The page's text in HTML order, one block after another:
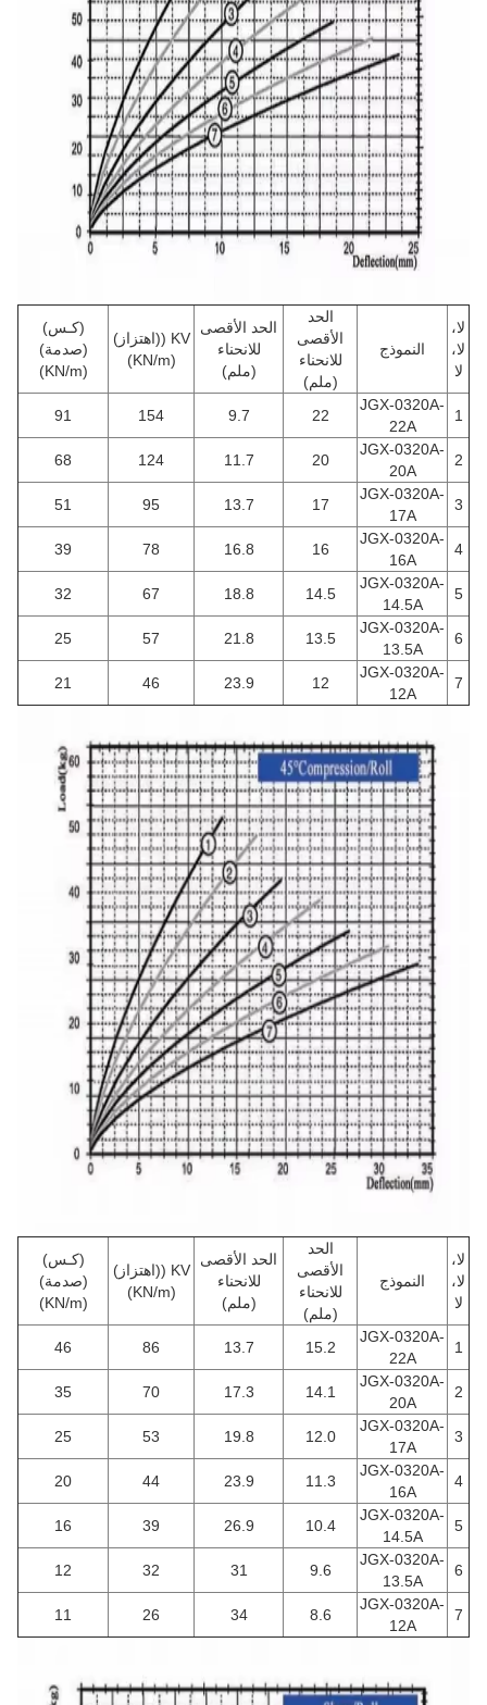
لا،
لا،
لا
النموذج
الحد
الأقصى
للانحناء
(ملم)
الحد الأقصى
للانحناء
(ملم)
KV ((اهتزاز)
(كـس)
(صدمة)
JGX-0320A-
22A
22
9.7
154
91
2
JGX-0320A-
20A
20
11.7
124
68
3
JGX-0320A-
17A
17
13.7
95
51
4
JGX-0320A-
16A
16
16.8
78
39
5
JGX-0320A-
14.5A
14.5
18.8
67
32
6
JGX-0320A-
13.5A
13.5
21.8
57
25
7
JGX-0320A-
12A
12
23.9
46
21
لا،
لا،
لا
النموذج
الحد
الأقصى
للانحناء
(ملم)
الحد الأقصى
للانحناء
(ملم)
KV ((اهتزاز)
(كـس)
(صدمة)
JGX-0320A-
22A
15.2
13.7
86
46
2
JGX-0320A-
20A
14.1
17.3
70
35
3
JGX-0320A-
17A
12.0
19.8
53
25
4
JGX-0320A-
16A
11.3
23.9
44
20
5
JGX-0320A-
14.5A
10.4
26.9
39
16
6
JGX-0320A-
13.5A
9.6
31
32
12
7
JGX-0320A-
12A
8.6
34
26
11